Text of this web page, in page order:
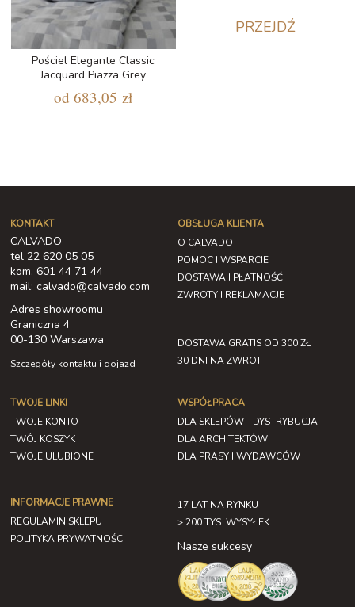
Pościel Elegante Classic
Jacquard Piazza Grey
od 683,05 zł
PRZEJDŹ
KONTAKT
CALVADO
tel 22 620 05 05
kom. 601 44 71 44
mail: calvado@calvado.com
Adres showroomu
Graniczna 4
00-130 Warszawa
Szczegóły kontaktu i dojazd
OBSŁUGA KLIENTA
O CALVADO
POMOC I WSPARCIE
DOSTAWA I PŁATNOŚĆ
ZWROTY I REKLAMACJE
DOSTAWA GRATIS OD 300 ZŁ
30 DNI NA ZWROT
TWOJE LINKI
TWOJE KONTO
TWÓJ KOSZYK
TWOJE ULUBIONE
INFORMACJE PRAWNE
REGULAMIN SKLEPU
POLITYKA PRYWATNOŚCI
WSPÓŁPRACA
DLA SKLEPÓW - DYSTRYBUCJA
DLA ARCHITEKTÓW
DLA PRASY I WYDAWCÓW
17 LAT NA RYNKU
> 200 TYS. WYSYŁEK
Nasze sukcesy